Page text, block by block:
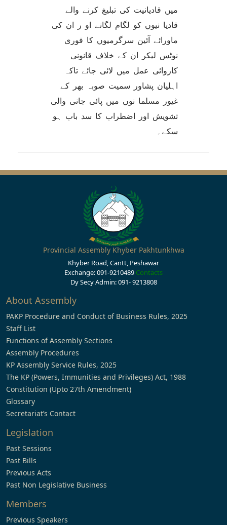
میں قادیانیت کی تبلیغ کرنے والے
قادیا نیوں کو لگام لگانے او ر ان کی
ماورائے آئین سرگرمیوں کا فوری
نوٹس لیکر ان کے خلاف قانونی
کاروائی عمل میں لائی جائے تاکہ
اہلیان پشاور سمیت صوبہ بھر کے
غیور مسلما نوں میں پائی جانی والی
تشویش اور اضطراب کا سد باب ہو
سکے۔
Provincial Assembly Khyber Pakhtunkhwa
Khyber Road, Cantt, Peshawar
Exchange: 091-9210489 Contacts
Dy Secy Admin: 091- 9213808
About Assembly
PAKP Procedure and Conduct of Business Rules, 2025
Staff List
Functions of Assembly Sections
Assembly Procedures
KP Assembly Service Rules, 2025
The KP (Powers, Immunities and Privileges) Act, 1988
Constitution (Upto 27th Amendment)
Glossary
Secretariat’s Contact
Legislation
Past Sessions
Past Bills
Previous Acts
Past Non Legislative Business
Members
Previous Speakers